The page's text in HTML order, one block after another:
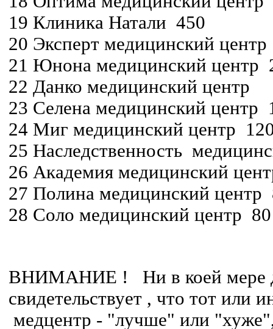
19 Клиника Натали 450
20 Эксперт медицинский
21 Юнона медицинский центр
22 Данко медицинский центр
23 Селена медицинский центр
24 Миг медицинский центр
25 Наследственность
26 Академия медицинский
27 Полина медицинский центр
28 Соло медицинский центр 80
ВНИМАНИЕ ! Ни в коей мере
свидетельствует , что тот или
медцентр - "лучше" или